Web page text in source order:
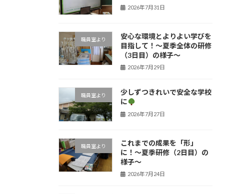
2026年7月31日
職員室より
安心な環境とよりよい学びを
目指して！〜夏季全体の研修
（3日目）の様子〜
2026年7月29日
職員室より
少しずつきれいで安全な学校
に
2026年7月27日
職員室より
これまでの成果を「形」
に！〜夏季研修（2日目）の
様子〜
2026年7月24日